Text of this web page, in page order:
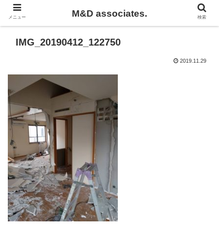
IMG_20190412_122750
2019.11.29
メニュー M&D associates. 検索